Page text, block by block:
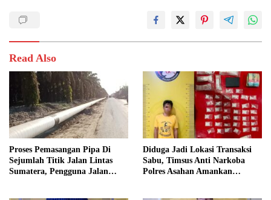
Read Also
Proses Pemasangan Pipa Di
Sejumlah Titik Jalan Lintas
Sumatera, Pengguna Jalan
Diduga Jadi Lokasi Transaksi
Sabu, Timsus Anti Narkoba
Polres Asahan Amankan